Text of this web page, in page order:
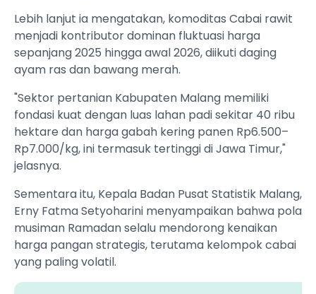
Lebih lanjut ia mengatakan, komoditas Cabai rawit
menjadi kontributor dominan fluktuasi harga
sepanjang 2025 hingga awal 2026, diikuti daging
ayam ras dan bawang merah.
"Sektor pertanian Kabupaten Malang memiliki
fondasi kuat dengan luas lahan padi sekitar 40 ribu
hektare dan harga gabah kering panen Rp6.500–
Rp7.000/kg, ini termasuk tertinggi di Jawa Timur,"
jelasnya.
Sementara itu, Kepala Badan Pusat Statistik Malang,
Erny Fatma Setyoharini menyampaikan bahwa pola
musiman Ramadan selalu mendorong kenaikan
harga pangan strategis, terutama kelompok cabai
yang paling volatil.